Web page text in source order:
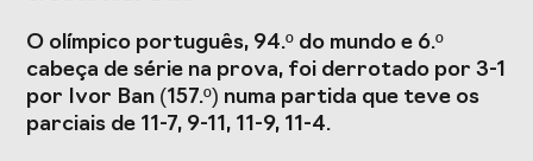
financiamento
(1996-2024) e o seu
futuro
em Portugal e
impacto da
COVID-19
Projetos Europeus
O olímpico português, 94.º do mundo e 6.º
cabeça de série na prova, foi derrotado por 3-1
por Ivor Ban (157.º) numa partida que teve os
parciais de 11-7, 9-11, 11-9, 11-4.